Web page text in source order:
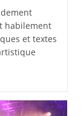
habilement
et textes